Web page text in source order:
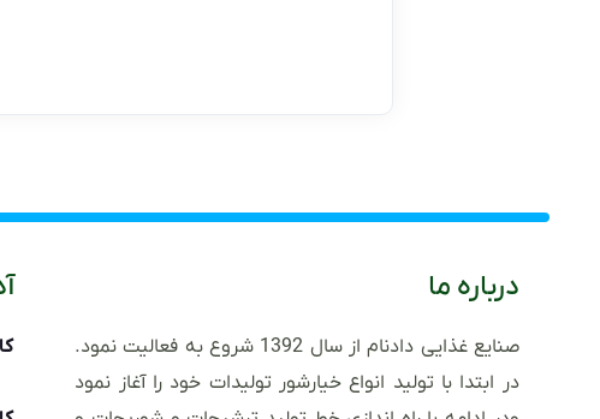
درباره ما
صنایع غذایی دادنام از سال 1392 شروع به فعالیت نمود.
در ابتدا با تولید انواع خیارشور تولیدات خود را آغاز نمود